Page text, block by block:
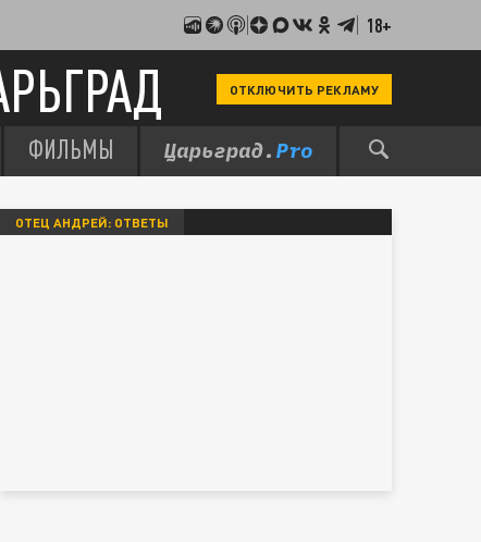
18+
ОТКЛЮЧИТЬ РЕКЛАМУ
ФИЛЬМЫ
ОТЕЦ АНДРЕЙ: ОТВЕТЫ